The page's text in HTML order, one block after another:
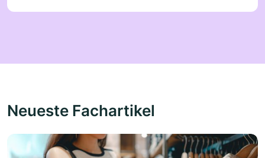
Neueste Fachartikel